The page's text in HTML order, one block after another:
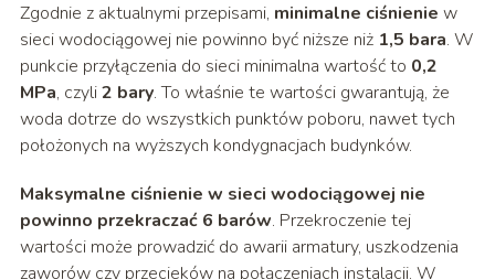
Zgodnie z aktualnymi przepisami, minimalne ciśnienie w
sieci wodociągowej nie powinno być niższe niż 1,5 bara. W
punkcie przyłączenia do sieci minimalna wartość to 0,2
MPa, czyli2 bary. To właśnie te wartości gwarantują, że
woda dotrze do wszystkich punktów poboru, nawet tych
położonych na wyższych kondygnacjach budynków.
Maksymalne ciśnienie w sieci wodociągowej nie
powinno przekraczać 6 barów. Przekroczenie tej
wartości może prowadzić do awarii armatury, uszkodzenia
zaworów czy przecieków na połączeniach instalacji. W